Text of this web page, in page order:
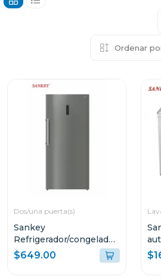
Ordenar
Dos/una puerta(s)
Sankey
Refrigerador/congelador
de 21.2cuft color acero
rfc22inv80
$649.00